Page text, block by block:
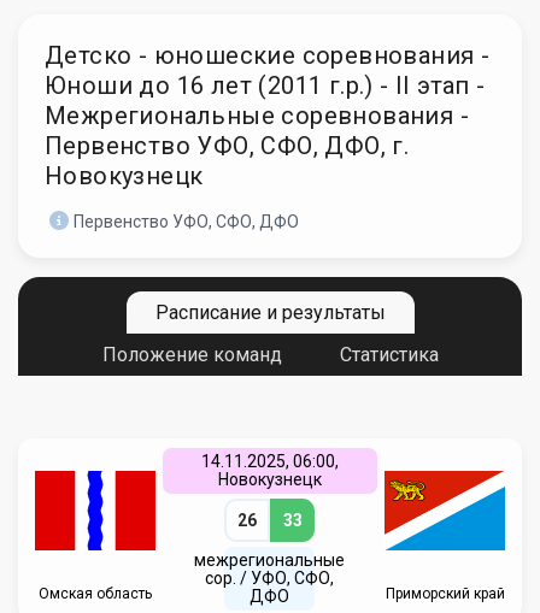
Детско - юношеские соревнования -
Юноши до 16 лет (2011 г.р.) - II этап -
Межрегиональные соревнования -
Первенство УФО, СФО, ДФО, г.
Новокузнецк
Первенство УФО, СФО, ДФО
Расписание и результаты
Положение команд
Статистика
Омская область
14.11.2025, 06:00,
Новокузнецк
26 33
межрегиональные
сор. / УФО, СФО,
ДФО
Приморский край